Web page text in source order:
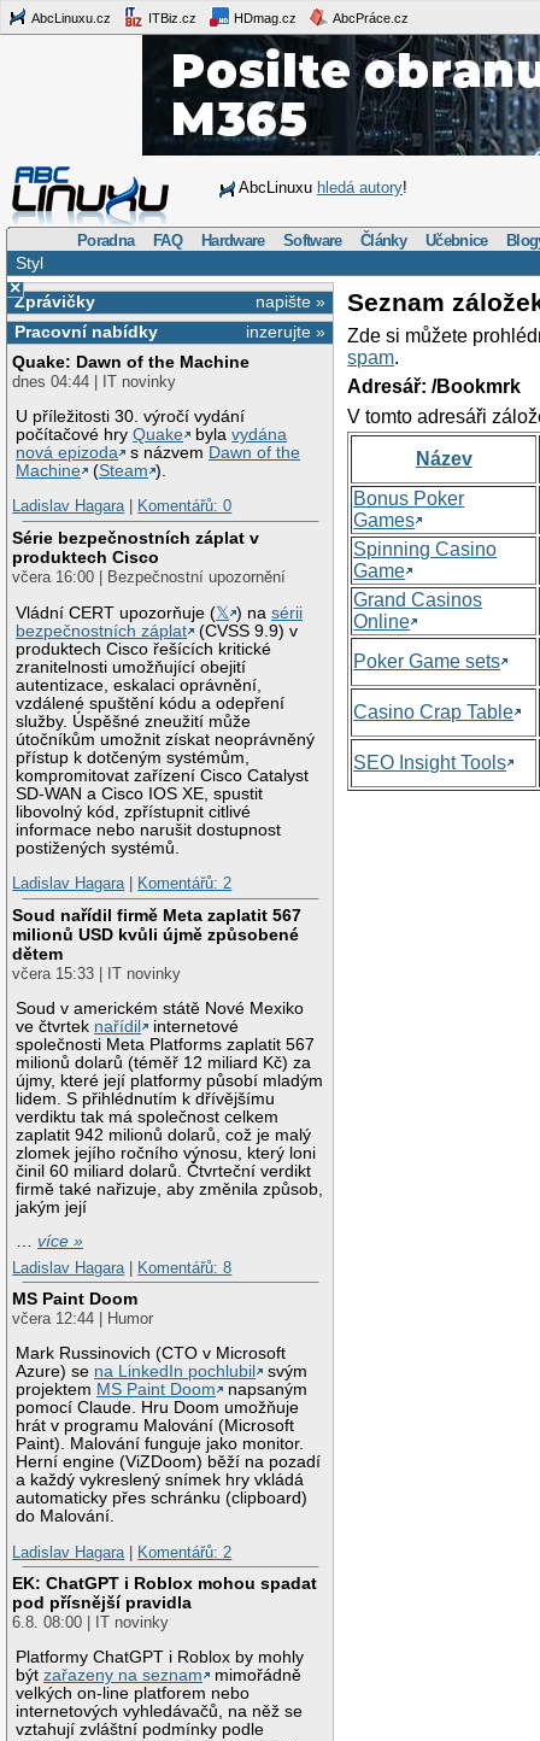
AbcLinuxu.cz ITBiz.cz HDmag.cz AbcPráce.cz
AbcLinuxu hledá autory!
Poradna FAQ Hardware Software Články Učebnice
Styl
×
napište »
Zprávičky
inzerujte »
Pracovní nabídky
Quake: Dawn of the Machine
dnes 04:44 | IT novinky
U příležitosti 30. výročí vydání
počítačové hryQuake bylavydána
nová epizoda
s názvem Dawn of the
Machine
(Steam ).
Ladislav Hagara| Komentářů: 0
Série bezpečnostních záplat v
produktech Cisco
včera 16:00 | Bezpečnostní upozornění
Vládní CERT upozorňuje (𝕏 ) nasérii
bezpečnostních záplat
(CVSS 9.9) v
produktech Cisco řešících kritické
zranitelnosti umožňující obejití
autentizace, eskalaci oprávnění,
vzdálené spuštění kódu a odepření
služby. Úspěšné zneužití může
útočníkům umožnit získat neoprávněný
přístup k dotčeným systémům,
kompromitovat zařízení Cisco Catalyst
SD-WAN a Cisco IOS XE, spustit
libovolný kód, zpřístupnit citlivé
informace nebo narušit dostupnost
postižených systémů.
Ladislav Hagara| Komentářů: 2
Soud nařídil firmě Meta zaplatit 567
milionů USD kvůli újmě způsobené
dětem
včera 15:33 | IT novinky
Soud v americkém státě Nové Mexiko
ve čtvrtek nařídil
internetové
společnosti Meta Platforms zaplatit 567
milionů dolarů (téměř 12 miliard Kč) za
újmy, které její platformy působí mladým
lidem. S přihlédnutím k dřívějšímu
verdiktu tak má společnost celkem
zaplatit 942 milionů dolarů, což je malý
zlomek jejího ročního výnosu, který loni
činil 60 miliard dolarů. Čtvrteční verdikt
firmě také nařizuje, aby změnila způsob,
jakým její
…více »
Ladislav Hagara
Komentářů: 8
MS Paint Doom
včera 12:44 | Humor
Mark Russinovich (CTO v Microsoft
Azure) se na LinkedIn pochlubil
svým
projektem MS Paint Doom
napsaným
pomocí Claude. Hru Doom umožňuje
hrát v programu Malování (Microsoft
Paint). Malování funguje jako monitor.
Herní engine (ViZDoom) běží na pozadí
a každý vykreslený snímek hry vkládá
automaticky přes schránku (clipboard)
do Malování.
Ladislav Hagara
Komentářů: 2
EK: ChatGPT i Roblox mohou spadat
pod přísnější pravidla
6.8. 08:00 | IT novinky
Platformy ChatGPT i Roblox by mohly
býtzařazeny na seznam
mimořádně
velkých on-line platforem nebo
internetových vyhledávačů, na něž se
vztahují zvláštní podmínky podle
Seznam
Zde si můžete
spam.
Adresář: /Bookmrk
V tomto adresáři
Název
Bonus Poker
Games
Spinning Casino
Game
Grand Casinos
Online
Poker Game sets
Casino Crap Table
SEO Insight Tools